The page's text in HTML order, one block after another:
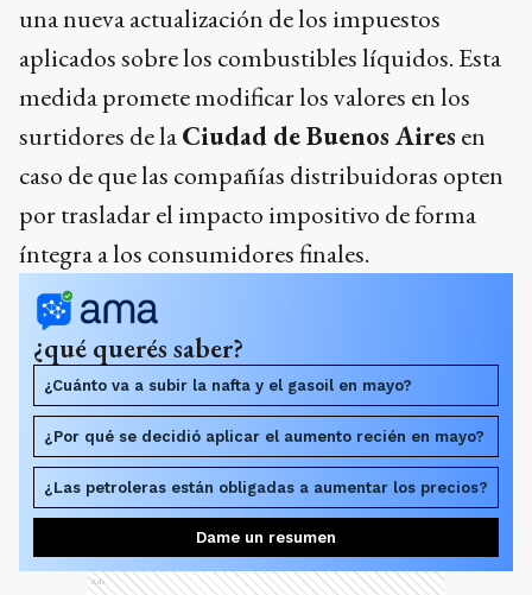
una nueva actualización de los impuestos
aplicados sobre los combustibles líquidos. Esta
medida promete modificar los valores en los
surtidores de laCiudad de Buenos Aires en
caso de que las compañías distribuidoras opten
por trasladar el impacto impositivo de forma
íntegra a los consumidores finales.
¿qué querés saber?
¿Cuánto va a subir la nafta y el gasoil en mayo?
¿Por qué se decidió aplicar el aumento recién en mayo?
¿Las petroleras están obligadas a aumentar los precios?
Dame un resumen
Ads